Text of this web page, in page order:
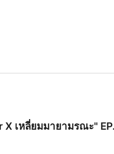
เหลี่ยมมายามรณะ"